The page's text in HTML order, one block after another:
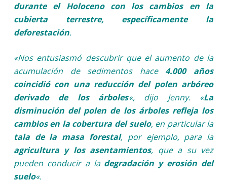
durante el Holoceno con los cambios en la
cubierta terrestre, específicamente la
deforestación.
«Nos entusiasmó descubrir que el aumento de la
acumulación de sedimentos hace 4.000 años
coincidió con una reducción del polen arbóreo
derivado de los árboles«, dijo Jenny. «La
disminución del polen de los árboles refleja los
cambios en la cobertura del suelo, en particular la
tala de la masa forestal, por ejemplo, para la
agricultura y los asentamientos, que a su vez
pueden conducir a la degradación y erosión del
suelo«.